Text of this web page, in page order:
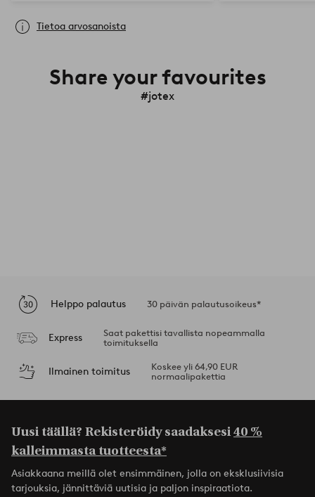
Tietoa arvosanoista
Share your favourites
#jotex
Helppo palautus 30 päivän palautusoikeus*
Express
Saat pakettisi tavallista nopeammalla
toimituksella
Ilmainen toimitus
Koskee yli 64,90 EUR
normaalipakettia
Uusi täällä? Rekisteröidy saadaksesi40 %
kalleimmasta tuotteesta*
Asiakkaana meillä olet ensimmäinen, jolla on eksklusiivisia
tarjouksia, jännittäviä uutisia ja paljon inspiraatiota.